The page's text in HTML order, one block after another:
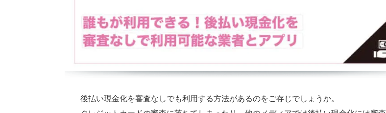
後払い現金化を審査なしでも利用する方法があるのをご存じでしょうか。